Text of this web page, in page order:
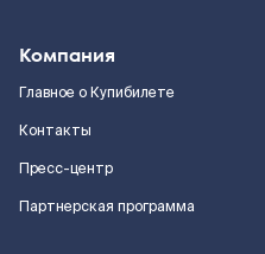
Компания
Главное о Купибилете
Контакты
Пресс-центр
Партнерская программа